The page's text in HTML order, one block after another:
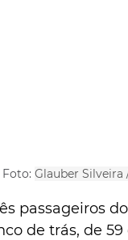
Foto: Glauber Silveira
passageiros
de trás, de